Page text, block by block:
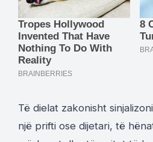
Të dielat zakonisht
një prifti ose dijetari, të